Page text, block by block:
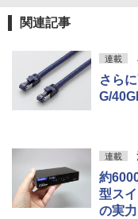
関連記事
連載
さら
G/
連載
約
型ス
の実力